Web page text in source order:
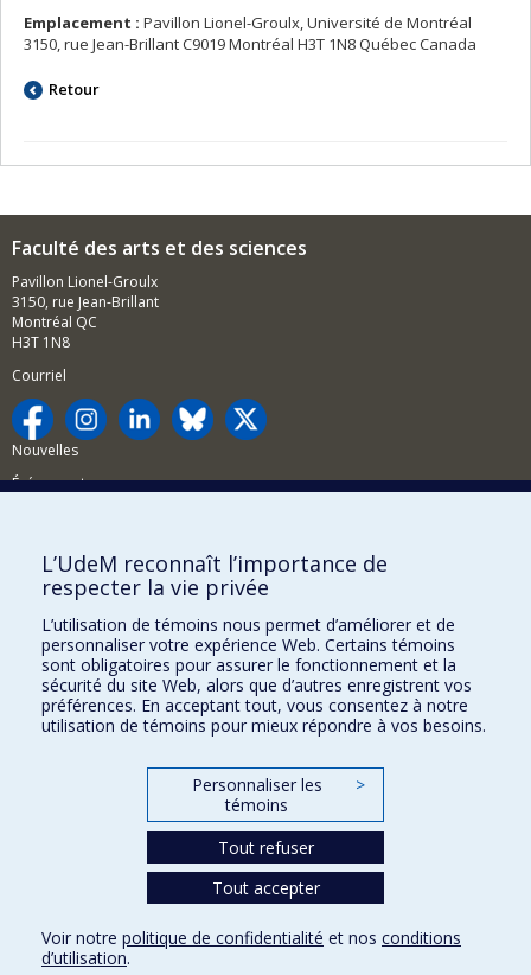
Emplacement : Pavillon Lionel-Groulx, Université de Montréal
3150, rue Jean-Brillant C9019 Montréal H3T 1N8 Québec Canada
Retour
Faculté des arts et des sciences
Pavillon Lionel-Groulx
3150, rue Jean-Brillant
Montréal QC
H3T 1N8
Courriel
Nouvelles
Événements
BESOIN D'AIDE?
Plan du site
Signaler une erreur
Accessibilité
FACULTÉ DES ARTS ET DES SCIENCES
Nos programmes et cours
Conditions d’utilisation
Paramètres des témoins
L’UdeM reconnaît l’importance de
respecter la vie privée
L’utilisation de témoins nous permet d’améliorer et de
personnaliser votre expérience Web. Certains témoins
sont obligatoires pour assurer le fonctionnement et la
sécurité du site Web, alors que d’autres enregistrent vos
préférences. En acceptant tout, vous consentez à notre
utilisation de témoins pour mieux répondre à vos besoins.
Personnaliser les
témoins
>
Tout refuser
Tout accepter
Voir notre politique de confidentialité et nos conditions
d’utilisation.